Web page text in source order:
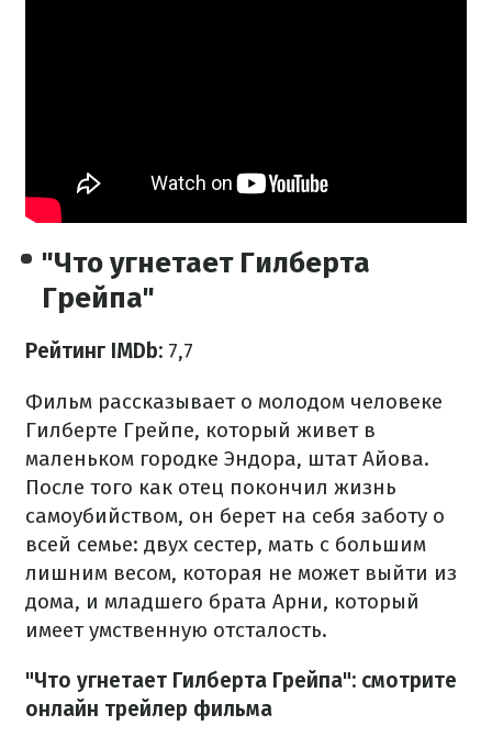
"Что угнетает Гилберта
Грейпа"
Рейтинг IMDb: 7,7
Фильм рассказывает о молодом человеке
Гилберте Грейпе, который живет в
маленьком городке Эндора, штат Айова.
После того как отец покончил жизнь
самоубийством, он берет на себя заботу о
всей семье: двух сестер, мать с большим
лишним весом, которая не может выйти из
дома, и младшего брата Арни, который
имеет умственную отсталость.
"Что угнетает Гилберта Грейпа": смотрите
онлайн трейлер фильма